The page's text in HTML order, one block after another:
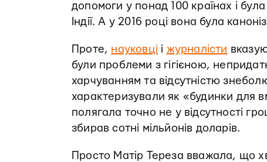
допомоги у понад 100 країнах і
Індії. А у 2016 році вона була
Проте, науковці і журналісти
були проблеми з гігієною,
харчуванням та відсутністю
характеризували як «будинки для
полягала точно не у відсутності
збирав сотні мільйонів доларів.
Просто Матір Тереза вважала, що